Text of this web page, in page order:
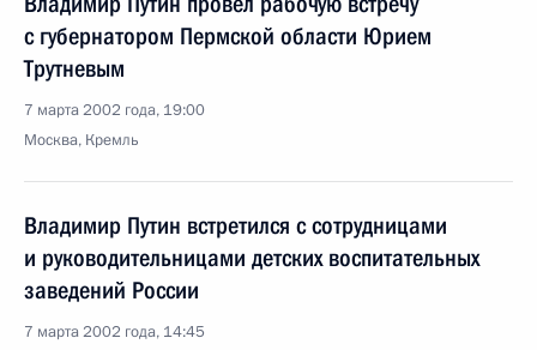
с губернатором Пермской области Юрием
Трутневым
7 марта 2002 года, 19:00
Москва, Кремль
Владимир Путин встретился с сотрудницами
и руководительницами детских воспитательных
заведений России
7 марта 2002 года, 14:45